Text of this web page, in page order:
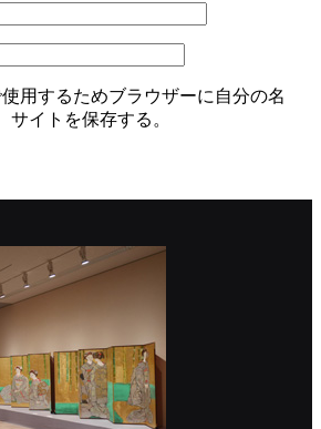
用するためブラウザーに自分の名
イトを保存する。